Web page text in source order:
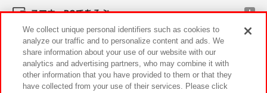
スマホ・PCであそぶ
イベント・キャンペーン
We collect unique personal identifiers such as cookies to
analyze our traffic and to personalize content and ads. We
share information about your use of our website with our
analytics and advertising partners, who may combine it with
other information that you have provided to them or that they
have collected from your use of their services. Please click